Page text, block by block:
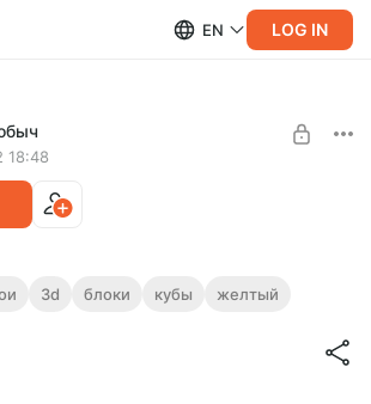
EN LOG IN
18:48
рабочий стол 3D Кубы и
стола состоящих из трехмерных
3d блоки кубы желтый